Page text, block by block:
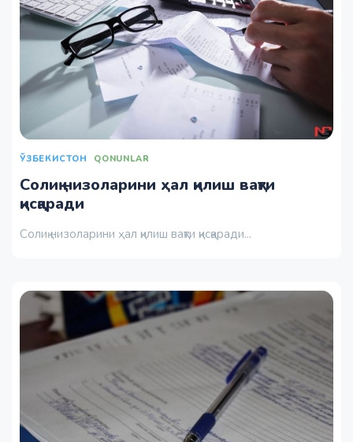
ЎЗБЕКИСТОН QONUNLAR
Солиқ низоларини ҳал қилиш вақти
қисқаради
Солиқ низоларини ҳал қилиш вақти қисқаради...